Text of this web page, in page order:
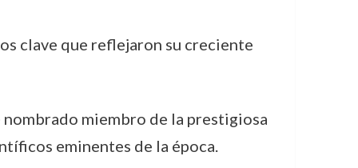
clave que reflejaron su creciente
nombrado miembro de la prestigiosa
eminentes de la época.